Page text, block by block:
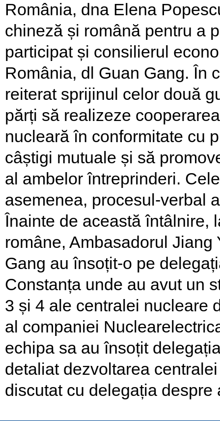
România, dna Elena
chineză și română pentru a
participat și consilierul
România, dl Guan Gang. În
reiterat sprijinul celor două
părți să realizeze
nucleară în conformitate cu
câștigi mutuale și să
al ambelor întreprinderi.
asemenea, procesul-verbal
Înainte de această întâlnire,
române, Ambasadorul
Gang au însoțit-o pe
Constanța unde au avut un
3 și 4 ale centralei nucleare
al companiei
echipa sa au însoțit
detaliat dezvoltarea
discutat cu delegația despre